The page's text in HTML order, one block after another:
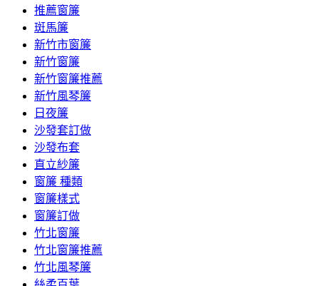
推薦窗簾
斑馬簾
新竹市窗簾
新竹窗簾
新竹窗簾推薦
新竹風琴簾
日夜簾
沙發套訂做
沙發布套
直立紗簾
窗簾 種類
窗簾樣式
窗簾訂做
竹北窗簾
竹北窗簾推薦
竹北風琴簾